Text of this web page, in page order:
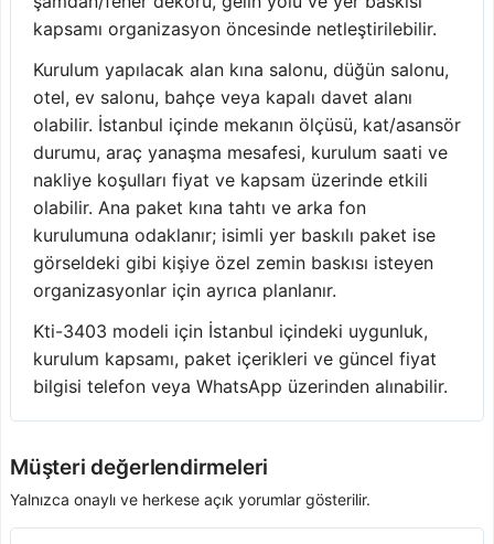
kapsamı organizasyon öncesinde netleştirilebilir.
Kurulum yapılacak alan kına salonu, düğün salonu,
otel, ev salonu, bahçe veya kapalı davet alanı
olabilir. İstanbul içinde mekanın ölçüsü, kat/asansör
durumu, araç yanaşma mesafesi, kurulum saati ve
nakliye koşulları fiyat ve kapsam üzerinde etkili
olabilir. Ana paket kına tahtı ve arka fon
kurulumuna odaklanır; isimli yer baskılı paket ise
görseldeki gibi kişiye özel zemin baskısı isteyen
organizasyonlar için ayrıca planlanır.
Kti-3403 modeli için İstanbul içindeki uygunluk,
kurulum kapsamı, paket içerikleri ve güncel fiyat
bilgisi telefon veya WhatsApp üzerinden alınabilir.
Müşteri değerlendirmeleri
Yalnızca onaylı ve herkese açık yorumlar gösterilir.